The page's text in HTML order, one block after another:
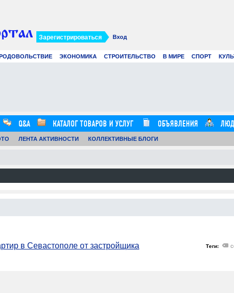
Вход
Зарегистрироваться
ЭКОНОМИКА СТРОИТЕЛЬСТВО В МИРЕ СПОРТ
Q&A КАТАЛОГ ТОВАРОВ И УСЛУГ ОБЪЯВЛЕНИЯ
ЛЕНТА АКТИВНОСТИ КОЛЛЕКТИВНЫЕ БЛОГИ
в Севастополе от застройщика Теги: